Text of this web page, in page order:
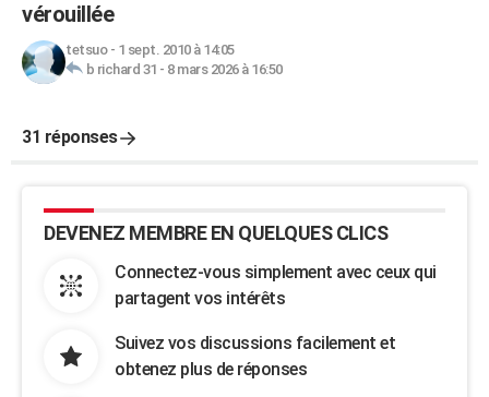
vérouillée
tetsuo- 1 sept. 2010 à 14:05
b richard 31 - 8 mars 2026 à 16:50
31 réponses
DEVENEZ MEMBRE EN QUELQUES CLICS
Connectez-vous simplement avec ceux qui
partagent vos intérêts
Suivez vos discussions facilement et
obtenez plus de réponses